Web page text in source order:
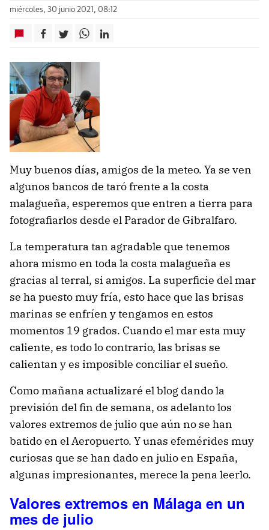
miércoles, 30 junio 2021, 08:12
Muy buenos días, amigos de la meteo. Ya se ven
algunos bancos de taró frente a la costa
malagueña, esperemos que entren a tierra para
fotografiarlos desde el Parador de Gibralfaro.
La temperatura tan agradable que tenemos
ahora mismo en toda la costa malagueña es
gracias al terral, si amigos. La superficie del mar
se ha puesto muy fría, esto hace que las brisas
marinas se enfríen y tengamos en estos
momentos 19 grados. Cuando el mar esta muy
caliente, es todo lo contrario, las brisas se
calientan y es imposible conciliar el sueño.
Como mañana actualizaré el blog dando la
previsión del fin de semana, os adelanto los
valores extremos de julio que aún no se han
batido en el Aeropuerto. Y unas efemérides muy
curiosas que se han dado en julio en España,
algunas impresionantes, merece la pena leerlo.
Valores extremos en Málaga en un
mes de julio